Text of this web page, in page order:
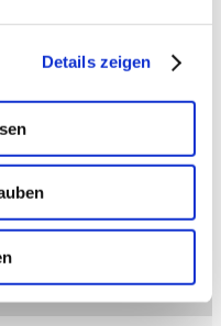
Details zeigen
IT hält die Kontrolle.
Integriert in alle